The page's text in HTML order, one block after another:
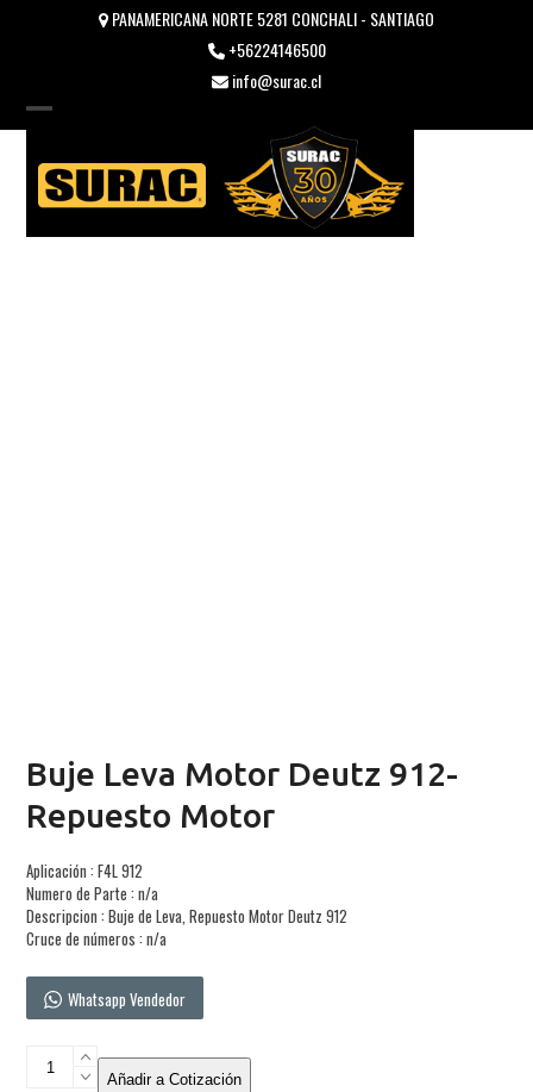
PANAMERICANA NORTE 5281 CONCHALI - SANTIAGO
+56224146500
info@surac.cl
Open
mobile
menu
Close
mobile
menu
Buje Leva Motor Deutz 912-
Repuesto Motor
Aplicación : F4L 912
Numero de Parte : n/a
Descripcion : Buje de Leva, Repuesto Motor Deutz 912
Cruce de números : n/a
Whatsapp Vendedor
Buje
Leva
Añadir a Cotización